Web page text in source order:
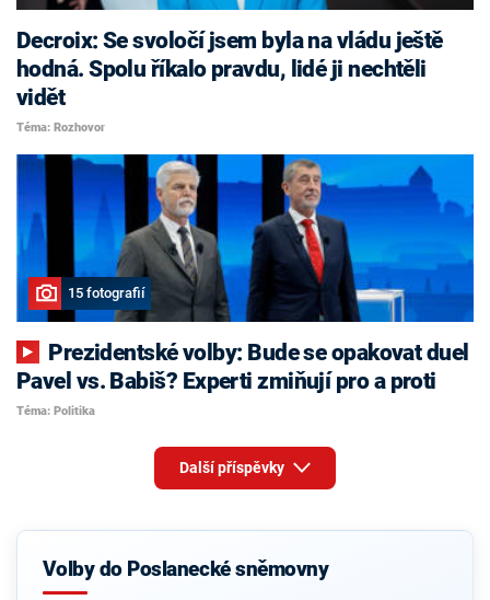
Decroix: Se svoločí jsem byla na vládu ještě
hodná. Spolu říkalo pravdu, lidé ji nechtěli
vidět
Téma: Rozhovor
15 fotografií
Pavel vs. Babiš? Experti zmiňují pro a proti
Téma: Politika
Další příspěvky
Volby do Poslanecké sněmovny